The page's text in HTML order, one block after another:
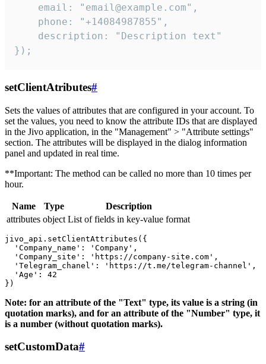
    email: "email@example.com",
    phone: "+14084987855",
    description: "Description text"
});
setClientAtributes#
Sets the values ​​of attributes that are configured in your account. To
set the values, you need to know the attribute IDs that are displayed
in the Jivo application, in the "Management" > "Attribute settings"
section. The attributes will be displayed in the dialog information
panel and updated in real time.
**Important: The method can be called no more than 10 times per
hour.
Name Type
Description
attributes object List of fields in key-value format
jivo_api.setClientAttributes({
  'Company_name': 'Company',
  'Company_site': 'https://company-site.com',
  'Telegram_chanel': 'https://t.me/telegram-channel',
  'Age': 42
Note: for an attribute of the "Text" type, its value is a string (in
quotation marks), and for an attribute of the "Number" type, it
is a number (without quotation marks).
setCustomData#